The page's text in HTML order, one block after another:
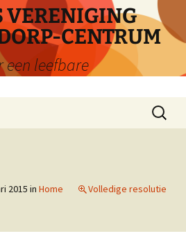
VERENIGING
CENTRUM
een leefbare
Zoeken
naar:
2015 in Home
Volledige resolutie